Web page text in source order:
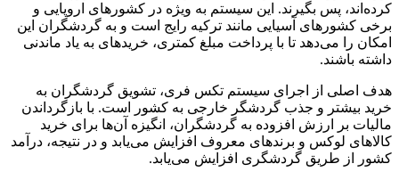
کرده‌اند، پس بگیرند. این سیستم به ویژه در کشورهای اروپایی و
برخی کشورهای آسیایی مانند ترکیه رایج است و به گردشگران این
امکان را می‌دهد تا با پرداخت مبلغ کمتری، خریدهای به یاد ماندنی
داشته باشند.
هدف اصلی از اجرای سیستم تکس فری، تشویق گردشگران به
خرید بیشتر و جذب گردشگر خارجی به کشور است. با بازگرداندن
مالیات بر ارزش افزوده به گردشگران، انگیزه آن‌ها برای خرید
کالاهای لوکس و برندهای معروف افزایش می‌یابد و در نتیجه، درآمد
کشور از طریق گردشگری افزایش می‌یابد.